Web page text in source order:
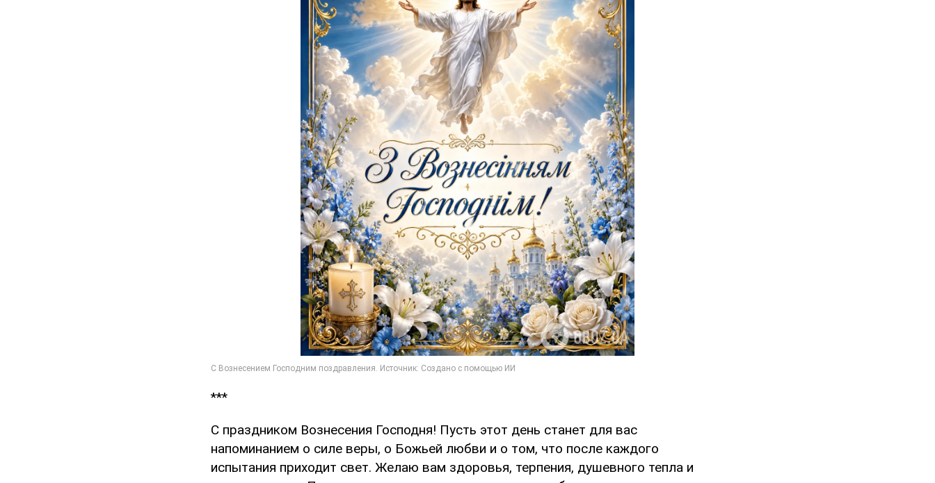
***
С праздником Вознесения Господня! Пусть этот день станет для вас
напоминанием о силе веры, о Божьей любви и о том, что после каждого
испытания приходит свет. Желаю вам здоровья, терпения, душевного тепла и